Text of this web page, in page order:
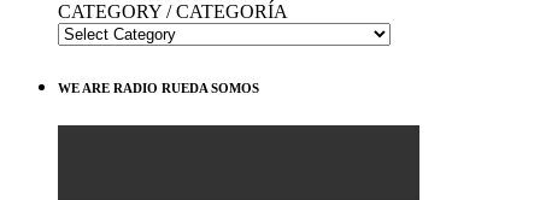
CATEGORY / CATEGORÍA
WE ARE RADIO RUEDA SOMOS